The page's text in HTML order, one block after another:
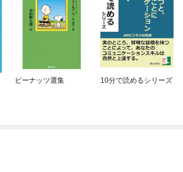
ピーナッツ選集 10分で読めるシリーズ